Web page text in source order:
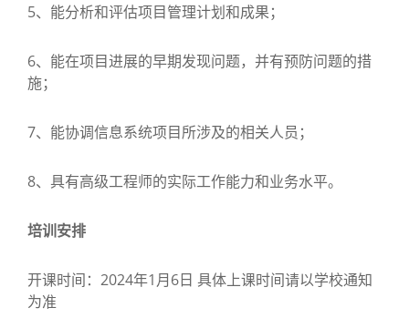
5、能分析和评估项目管理计划和成果；
6、能在项目进展的早期发现问题，并有预防问题的措
施；
7、能协调信息系统项目所涉及的相关人员；
8、具有高级工程师的实际工作能力和业务水平。
培训安排
开课时间：2024年1月6日 具体上课时间请以学校通知
为准